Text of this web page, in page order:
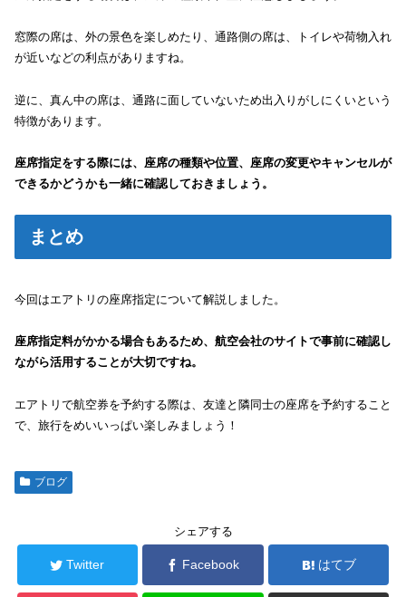
窓際の席は、外の景色を楽しめたり、通路側の席は、トイレや荷物入れ
が近いなどの利点がありますね。
逆に、真ん中の席は、通路に面していないため出入りがしにくいという
特徴があります。
座席指定を​​する際には、座席の種類や位置、座席の変更やキャンセルが
できるかどうかも一緒に確認しておきましょう。
まとめ
今回はエアトリの座席指定について解説しました。
座席指定料がかかる場合もあるため、航空会社のサイトで事前に確認し
ながら活用することが大切ですね。
エアトリで航空券を予約する際は、友達と隣同士の座席を予約すること
で、旅行をめいいっぱい楽しみましょう！
ブログ
シェアする
Twitter Facebook はてブ